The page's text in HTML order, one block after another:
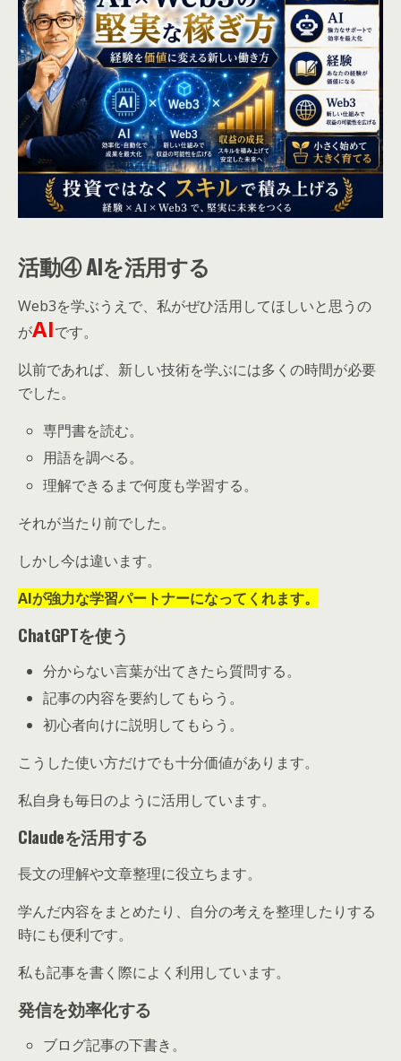
活動④ AIを活用する
Web3を学ぶうえで、私がぜひ活用してほしいと思うの
がAIです。
以前であれば、新しい技術を学ぶには多くの時間が必要
でした。
専門書を読む。
用語を調べる。
理解できるまで何度も学習する。
それが当たり前でした。
しかし今は違います。
AIが強力な学習パートナーになってくれます。
ChatGPTを使う
分からない言葉が出てきたら質問する。
記事の内容を要約してもらう。
初心者向けに説明してもらう。
こうした使い方だけでも十分価値があります。
私自身も毎日のように活用しています。
Claudeを活用する
長文の理解や文章整理に役立ちます。
学んだ内容をまとめたり、自分の考えを整理したりする
時にも便利です。
私も記事を書く際によく利用しています。
発信を効率化する
ブログ記事の下書き。